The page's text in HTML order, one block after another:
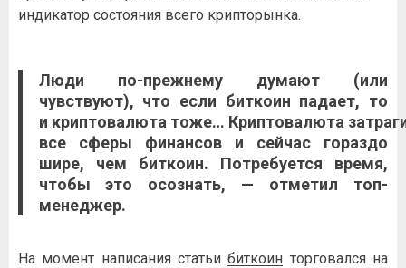
индикатор состояния всего крипторынка.
Люди по-прежнему думают (или
чувствуют), что если биткоин падает, то
и криптовалюта тоже… Криптовалюта
все сферы финансов и сейчас гораздо
шире, чем биткоин. Потребуется время,
чтобы это осознать, — отметил топ-
менеджер.
На момент написания статьибиткоин торговался на